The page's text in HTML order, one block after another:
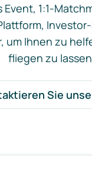
1:1-
um Ihnen zu
fliegen zu
Sie